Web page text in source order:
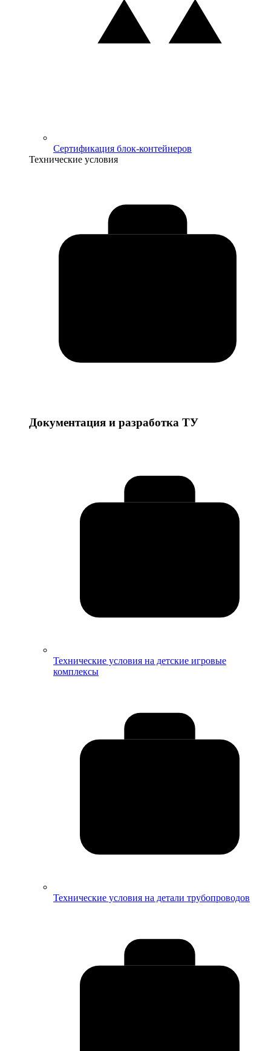
Сертификация блок-контейнеров
Технические условия
Документация и разработка ТУ
Технические условия на детские игровые
комплексы
Технические условия на детали трубопроводов